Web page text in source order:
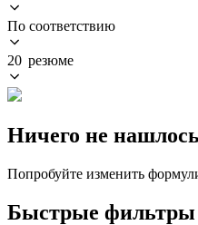
По соответствию
20 резюме
Ничего не нашлось
Попробуйте изменить
Быстрые фильтры